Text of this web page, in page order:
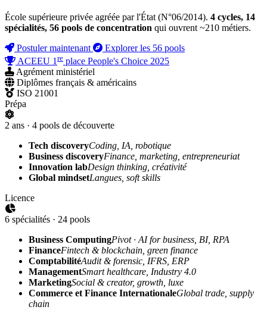
École supérieure privée agréée par l'État (N°06/2014). 4 cycles, 14
spécialités, 56 pools de concentration qui ouvrent ~210 métiers.
Postuler maintenant
Explorer les 56 pools
ACEEU 1 re place People's Choice 2025
Agrément ministériel
Diplômes français & américains
ISO 21001
Prépa
2 ans · 4 pools de découverte
Tech discoveryCoding, IA, robotique
Business discoveryFinance, marketing, entrepreneuriat
Innovation labDesign thinking, créativité
Global mindsetLangues, soft skills
Licence
6 spécialités · 24 pools
Business ComputingPivot · AI for business, BI, RPA
FinanceFintech & blockchain, green finance
ComptabilitéAudit & forensic, IFRS, ERP
ManagementSmart healthcare, Industry 4.0
MarketingSocial & creator, growth, luxe
Commerce et Finance InternationaleGlobal trade, supply
chain